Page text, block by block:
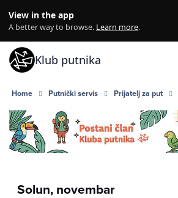
View in the app
A better way to browse. Learn more.
Klub putnika
Home Putnički servis Prijatelj za put
Solun, novembar